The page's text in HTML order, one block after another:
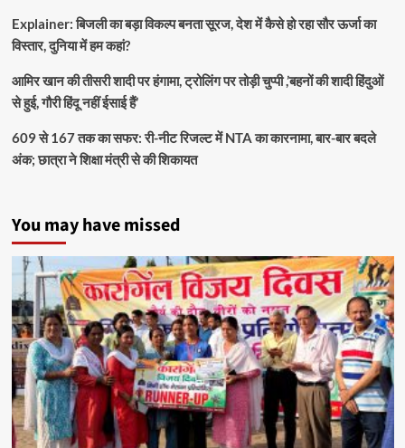
Explainer: बिजली का बड़ा विकल्प बनता सूरज, देश में कैसे हो रहा सौर ऊर्जा का
विस्तार, दुनिया में हम कहां?
आमिर खान की तीसरी शादी पर हंगामा, ट्रोलिंग पर तोड़ी चुप्पी ,’बहनों की शादी हिंदुओं
से हुई, गौरी हिंदू नहीं ईसाई हैं’
609 से 167 तक का सफर: री-नीट रिजल्ट में NTA का कारनामा, बार-बार बदले
अंक; छात्रा ने शिक्षा मंत्री से की शिकायत
You may have missed